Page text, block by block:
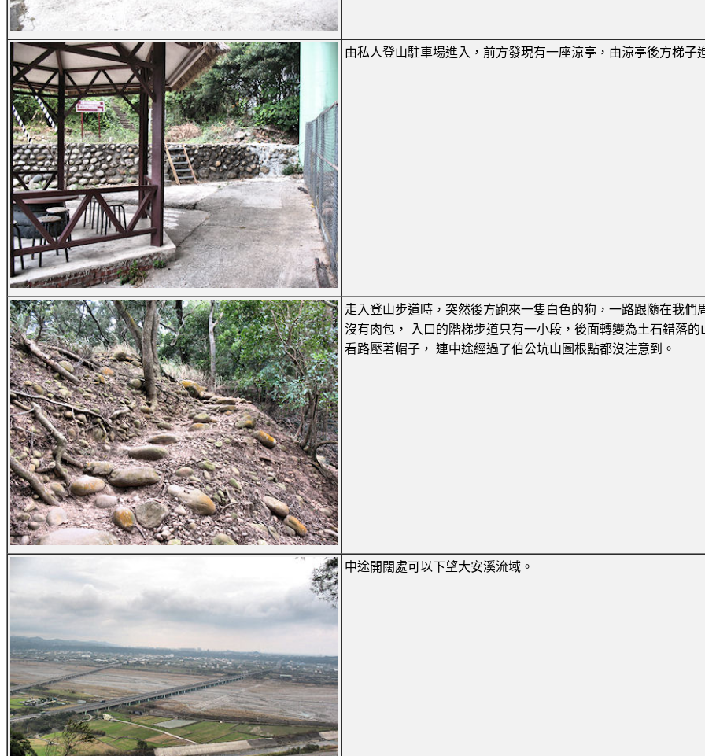
由私人登山駐車場進入，前方發現有一座涼亭，由涼亭後方梯子
走入登山步道時，突然後方跑來一隻白色的狗，一路跟隨在我
沒有肉包， 入口的階梯步道只有一小段，後面轉變為土石錯落
看路壓著帽子， 連中途經過了伯公坑山圖根點都沒注意到。
中途開闊處可以下望大安溪流域。